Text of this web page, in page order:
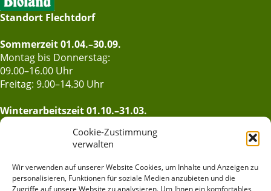
Cookie-Zustimmung
verwalten
Wir verwenden auf unserer Website Cookies, um Inhalte und Anzeigen zu
personalisieren, Funktionen für soziale Medien anzubieten und die
Zugriffe auf unsere Website zu analysieren. Um Ihnen ein komfortables
Standort Flechtdorf
Sommerzeit 01.04.–30.09.
Montag bis Donnerstag:
09.00–16.00 Uhr
Freitag: 9.00–14.30 Uhr
Winterarbeitszeit 01.10.–31.03.
Montag bis Donnerstag:
Freitag: 9.00–14.00 Uhr
Standort Bad Arolsen: